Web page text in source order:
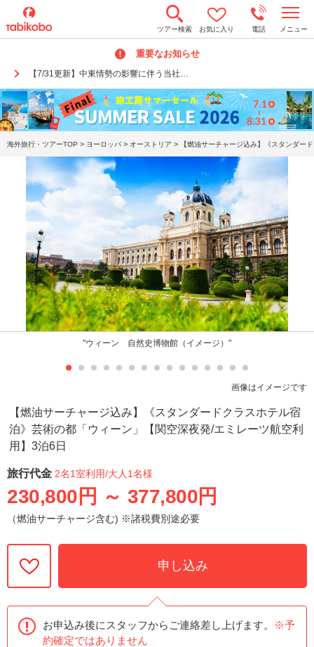
ツアー検索 お気に入り 電話 メニュー
重要なお知らせ
【7/31更新】中東情勢の影響に伴う当社…
o
n
a
v
i
g
海外旅行・ツアーTOP > ヨーロッパ > オーストリア > 【燃油サーチャージ込み】《スタンダー
"ウィーン 自然史博物館（イメージ）"
画像はイメージです
【燃油サーチャージ込み】《スタンダードクラスホテル宿
泊》芸術の都「ウィーン」【関空深夜発/エミレーツ航空利
用】3泊6日
旅行代金 2名1室利用/大人1名様
230,800円 ～ 377,800円
（燃油サーチャージ含む) ※諸税費別途必要
申し込み
お申込み後にスタッフからご連絡差し上げます。
※予
約確定ではありません